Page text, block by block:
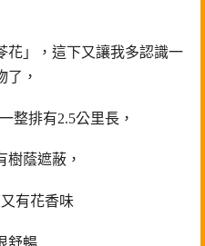
花」，這下又讓我多認識一
了，
整排有2.5公里長，
樹蔭遮蔽，
有花香味
舒暢